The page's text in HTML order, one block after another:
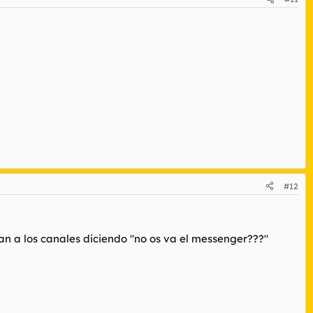
#12
a los canales diciendo "no os va el messenger???"